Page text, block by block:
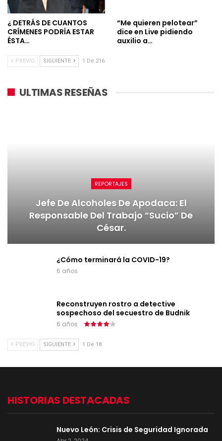
¿ DETRÁS DE CUANTOS
CRÍMENES PODRÍA ESTAR
ÉSTA…
“Me quieren pelotear”
dice en Live pidiendo
auxilio a…
PREVIO SIGUIENTE 1 De 216
ULTIMAS RESEÑAS
REPORTAJES
Jefe De Alcoholes De Apodaca: El
Responsable Del Trabajo “sucio” De
César.
¿Cómo terminará la COVID-19?
6 años
Reconstruyen rostro a detective
sospechoso del secuestro de Budnik
6 años
PREVIO SIGUIENTE 1 De 18
HISTORIAS DESTACADAS
Nuevo León: Crisis de Seguridad Ignorada